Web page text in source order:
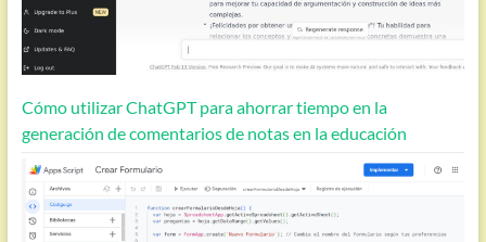
Cómo utilizar ChatGPT para ahorrar tiempo en la
generación de comentarios de notas en la educación